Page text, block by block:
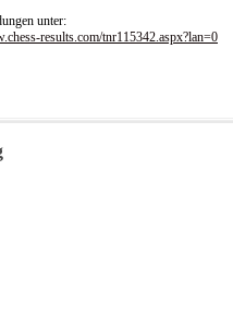
unter:
results.com/tnr115342.aspx?lan=0